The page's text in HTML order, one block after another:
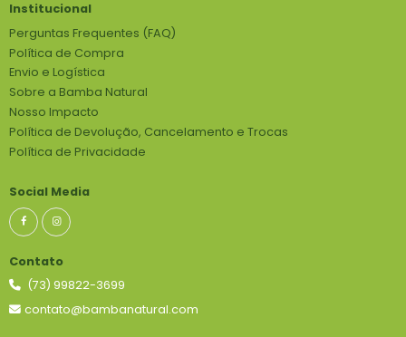
Institucional
Perguntas Frequentes (FAQ)
Política de Compra
Envio e Logística
Sobre a Bamba Natural
Nosso Impacto
Política de Devolução, Cancelamento e Trocas
Política de Privacidade
Social Media
Contato
(73) 99822-3699
contato@bambanatural.com